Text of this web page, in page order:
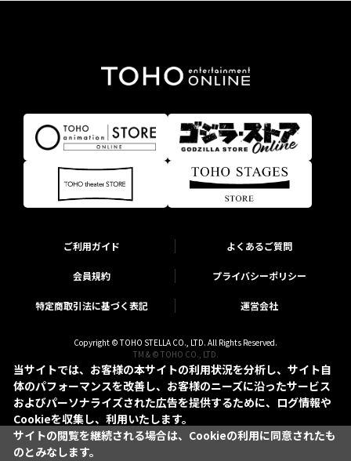
ご利用ガイド よくあるご質問
会員規約 プライバシーポリシー
特定商取引法に基づく表記 運営会社
Copyright © TOHO STELLA CO., LTD. All Rights Reserved.
TM & © TOHO CO., LTD.
当サイトでは、お客様の本サイトの利用状況を分析し、サイト自
体のパフォーマンスを改善し、お客様のニーズに沿ったサービス
およびパーソナライズされた広告を提供するために、ログ情報や
Cookieを収集し、利用いたします。
サイトの閲覧を継続される場合は、Cookieの利用に同意されたも
のとみなします。